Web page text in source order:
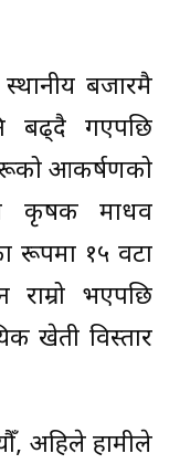
बजारमै
बढ्दै गएपछि
आकर्षणको
कृषक माधव
रूपमा १५ वटा
राम्रो भएपछि
खेती विस्तार
अहिले हामीले